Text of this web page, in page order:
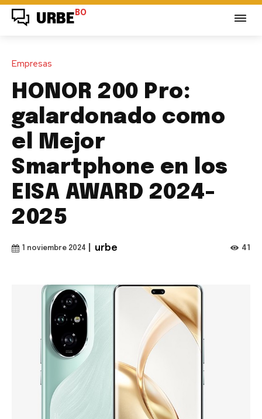
URBE BO
Empresas
HONOR 200 Pro:
galardonado como
el Mejor
Smartphone en los
EISA AWARD 2024-
2025
1 noviembre 2024 urbe 41